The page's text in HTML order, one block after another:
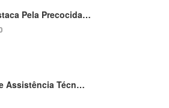
Pela Precocida…
Assistência Técn…